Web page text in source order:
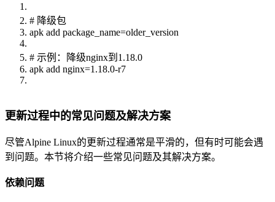
# 降级包
apk add package_name=older_version
# 示例：降级nginx到1.18.0
apk add nginx=1.18.0-r7
更新过程中的常见问题及解决方案
尽管Alpine Linux的更新过程通常是平滑的，但有时可能会遇
到问题。本节将介绍一些常见问题及其解决方案。
依赖问题